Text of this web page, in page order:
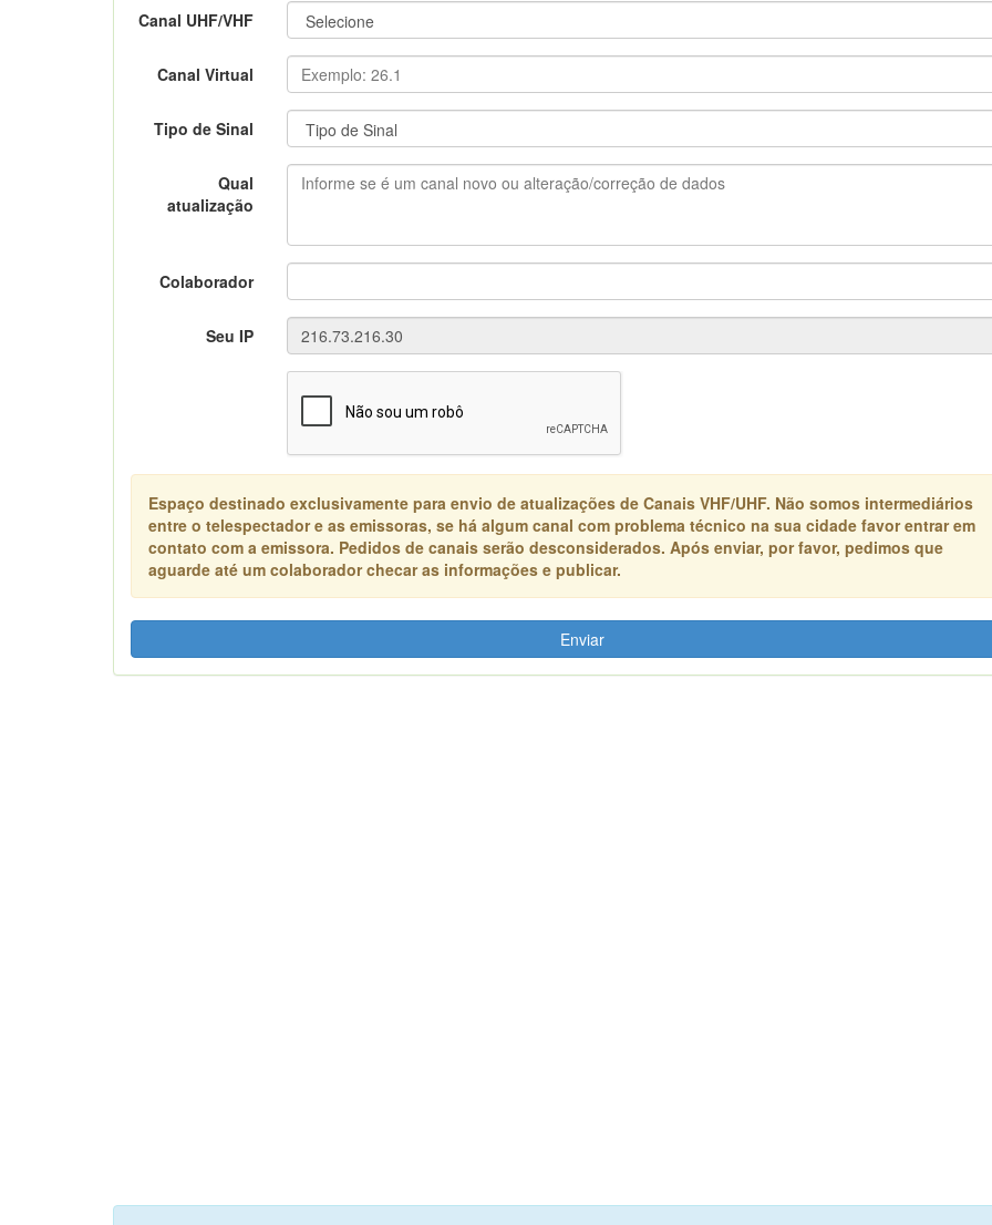
Canal UHF/VHF
Canal Virtual
Tipo de Sinal
Qual
atualização
Colaborador
Seu IP
Espaço destinado exclusivamente para envio de atualizações de Canais VHF/UHF. Não somos intermediários
entre o telespectador e as emissoras, se há algum canal com problema técnico na sua cidade favor entrar em
contato com a emissora. Pedidos de canais serão desconsiderados. Após enviar, por favor, pedimos que
aguarde até um colaborador checar as informações e publicar.
Enviar